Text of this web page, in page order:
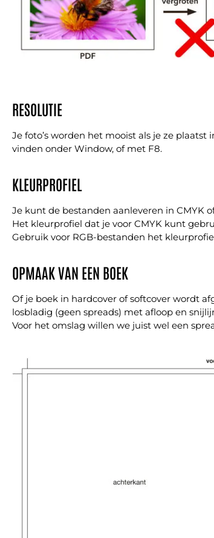
RESOLUTIE
Je foto’s worden het mooist als je ze
vinden onder Window, of met F8.
KLEURPROFIEL
Je kunt de bestanden aanleveren in CMYK
Het kleurprofiel dat je voor CMYK kunt
Gebruik voor RGB-bestanden het
OPMAAK VAN EEN BOEK
Of je boek in hardcover of softcover wordt
losbladig (geen spreads) met afloop en
Voor het omslag willen we juist wel een